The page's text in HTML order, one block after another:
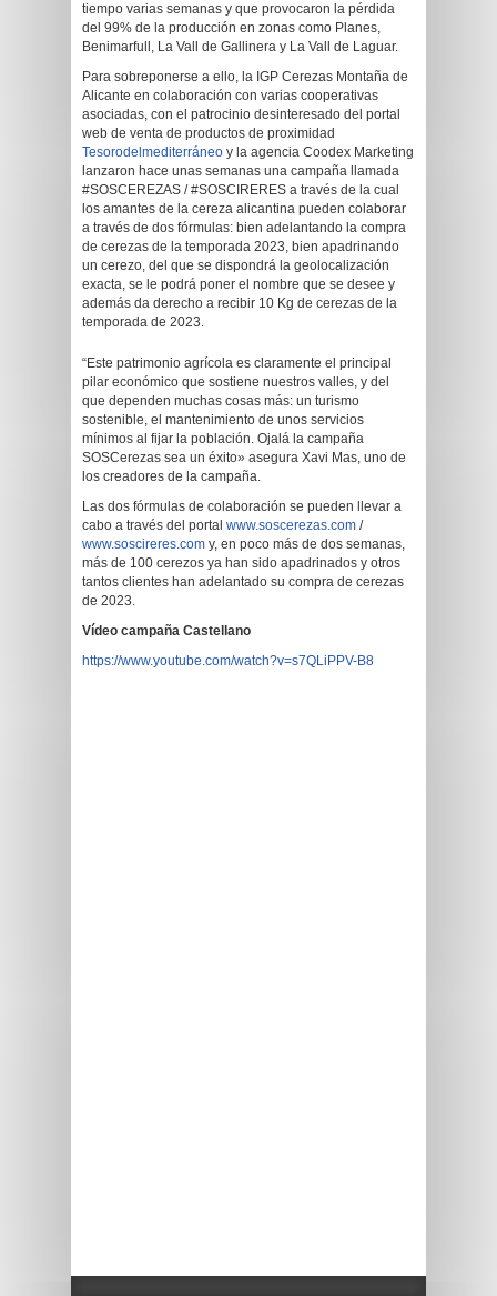
tiempo varias semanas y que provocaron la pérdida
del 99% de la producción en zonas como Planes,
Benimarfull, La Vall de Gallinera y La Vall de Laguar.
Para sobreponerse a ello, la IGP Cerezas Montaña de
Alicante en colaboración con varias cooperativas
asociadas, con el patrocinio desinteresado del portal
web de venta de productos de proximidad
Tesorodelmediterráneo y la agencia Coodex Marketing
lanzaron hace unas semanas una campaña llamada
#SOSCEREZAS / #SOSCIRERES a través de la cual
los amantes de la cereza alicantina pueden colaborar
a través de dos fórmulas: bien adelantando la compra
de cerezas de la temporada 2023, bien apadrinando
un cerezo, del que se dispondrá la geolocalización
exacta, se le podrá poner el nombre que se desee y
además da derecho a recibir 10 Kg de cerezas de la
temporada de 2023.
“Este patrimonio agrícola es claramente el principal
pilar económico que sostiene nuestros valles, y del
que dependen muchas cosas más: un turismo
sostenible, el mantenimiento de unos servicios
mínimos al fijar la población. Ojalá la campaña
SOSCerezas sea un éxito» asegura Xavi Mas, uno de
los creadores de la campaña.
Las dos fórmulas de colaboración se pueden llevar a
cabo a través del portal www.soscerezas.com /
www.soscireres.com y, en poco más de dos semanas,
más de 100 cerezos ya han sido apadrinados y otros
tantos clientes han adelantado su compra de cerezas
de 2023.
Vídeo campaña Castellano
https://www.youtube.com/watch?v=s7QLiPPV-B8